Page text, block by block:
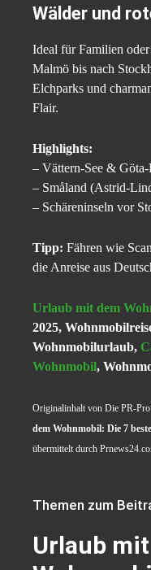
Wälder und
Ideal für Familien
Malmö bis nach
Elchparks und
Flair.
Highlights:
– Vättern-See &
– Småland (Astrid-
– Schäreninseln vor
Tipp: Fähren wie
die Anreise aus
Urlaub mit dem
2025,
Wohnmobilurlaub,
Wohnmobil,
Originalinhalt von Die PR-
dem Wohnmobil: Die 7
übermittelt durch
Themen zum
Urlaub